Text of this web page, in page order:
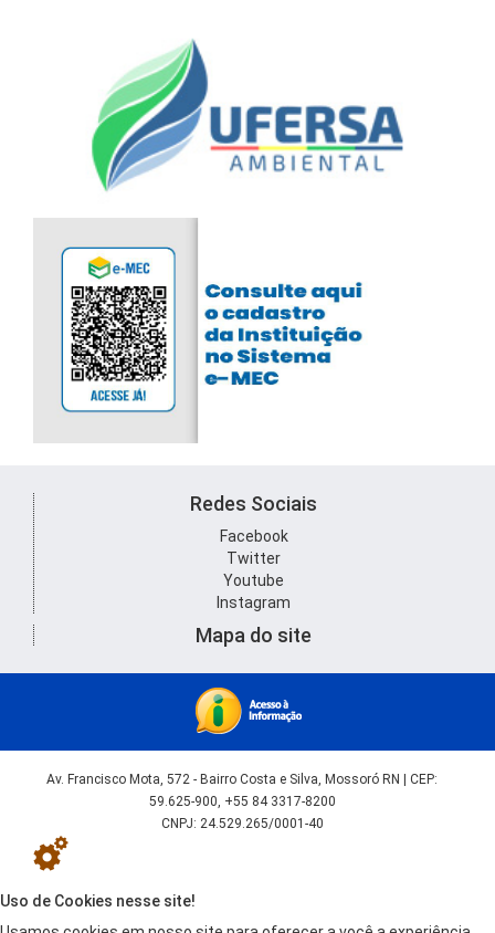
Redes Sociais
Facebook
Twitter
Youtube
Instagram
Mapa do site
Av. Francisco Mota, 572 - Bairro Costa e Silva, Mossoró RN | CEP:
59.625-900, +55 84 3317-8200
CNPJ: 24.529.265/0001-40
Uso de Cookies nesse site!